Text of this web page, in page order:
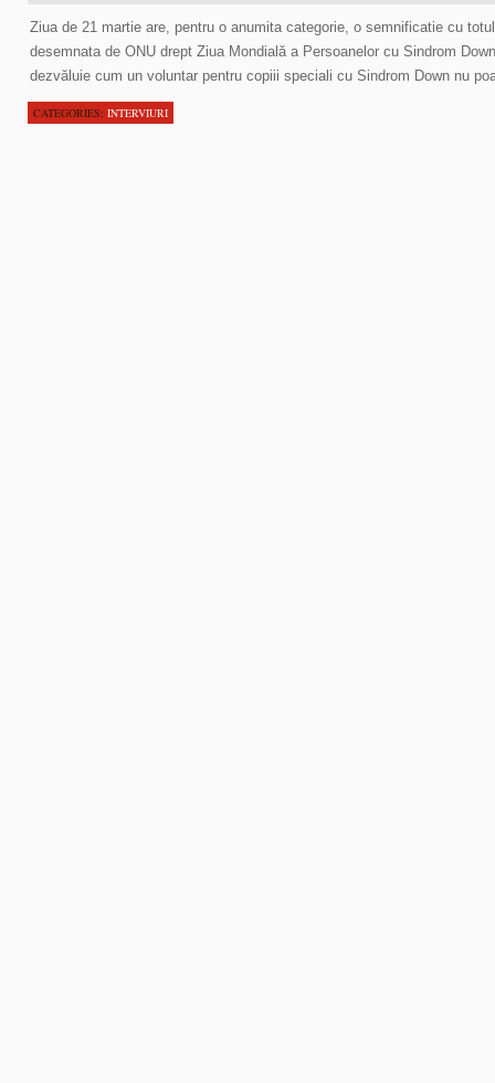
Ziua de 21 martie are, pentru o anumita categorie, o semnificatie cu
desemnata de ONU drept Ziua Mondială a Persoanelor cu Sindrom
dezvăluie cum un voluntar pentru copiii speciali cu Sindrom Down nu
CATEGORIES: INTERVIURI